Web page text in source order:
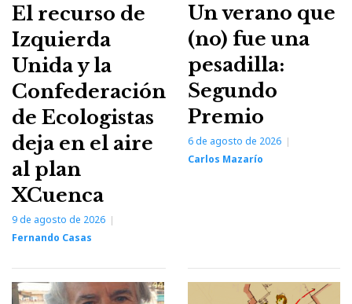
El recurso de
Izquierda
Unida y la
Confederación
de Ecologistas
deja en el aire
al plan
XCuenca
9 de agosto de 2026
Fernando Casas
Un verano que
(no) fue una
pesadilla:
Segundo
Premio
6 de agosto de 2026
Carlos Mazarío